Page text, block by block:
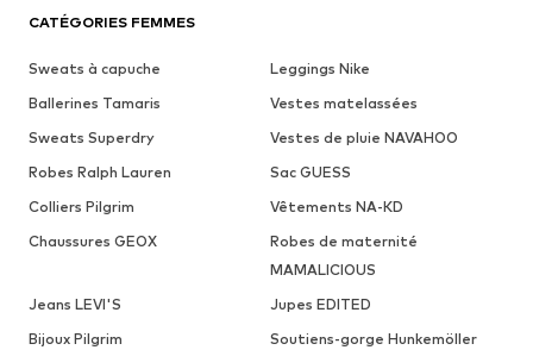
CATÉGORIES FEMMES
Sweats à capuche
Leggings Nike
Ballerines Tamaris
Vestes matelassées
Sweats Superdry
Vestes de pluie NAVAHOO
Robes Ralph Lauren
Sac GUESS
Colliers Pilgrim
Vêtements NA-KD
Chaussures GEOX
Robes de maternité
MAMALICIOUS
Jeans LEVI'S
Jupes EDITED
Bijoux Pilgrim
Soutiens-gorge Hunkemöller